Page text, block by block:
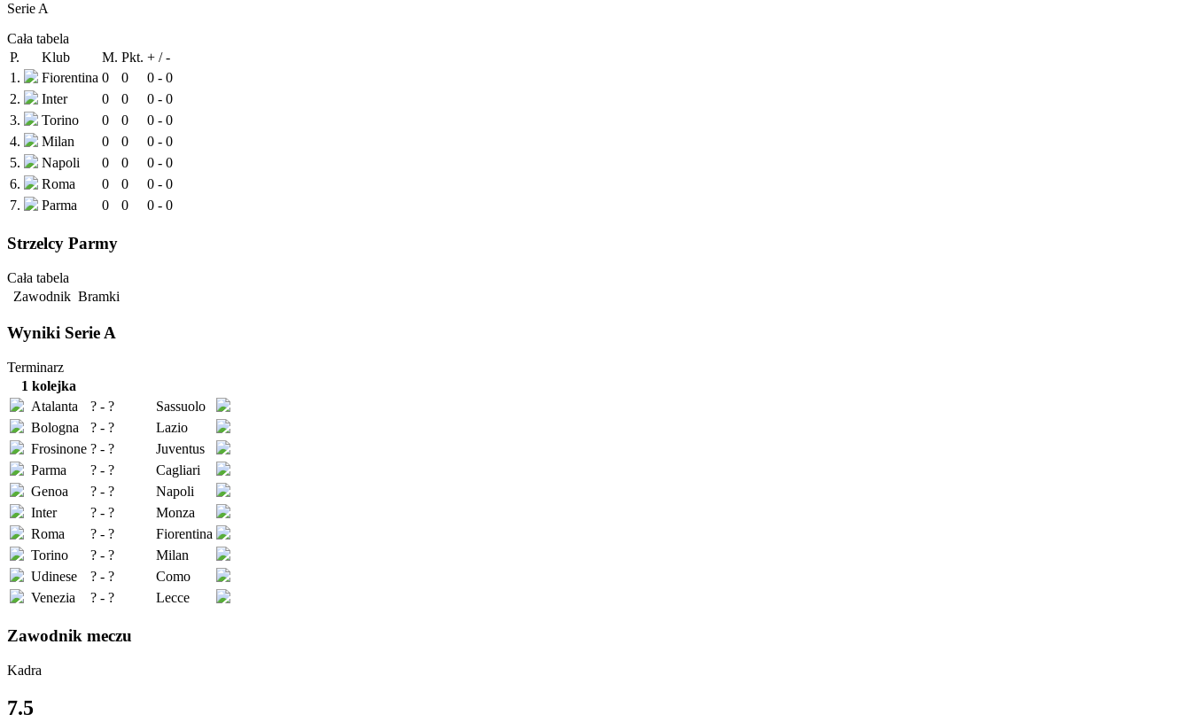
Serie A
Cała tabela
P.
Klub M. Pkt. + / -
1.
Fiorentina 0 0
0 - 0
2.
Inter 0 0
0 - 0
3.
Torino 0 0
0 - 0
4.
Milan 0 0
0 - 0
5.
Napoli 0 0
0 - 0
6.
Roma 0 0
0 - 0
7.
Parma 0 0 0 - 0
Strzelcy Parmy
Cała tabela
Zawodnik Bramki
Wyniki Serie A
Terminarz
1 kolejka
Atalanta
? - ?
Sassuolo
Bologna
? - ?
Lazio
Frosinone ? - ?
Juventus
Parma
? - ?
Cagliari
Genoa
? - ?
Napoli
Inter
? - ?
Monza
Roma
? - ?
Fiorentina
Torino
? - ?
Milan
Udinese
? - ?
Como
Venezia
? - ? Lecce
Zawodnik meczu
Kadra
7.5